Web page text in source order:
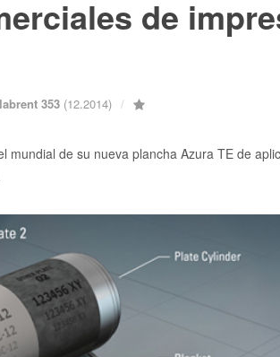
de
353 (12.2014)
mundial de su nueva plancha Azura TE de